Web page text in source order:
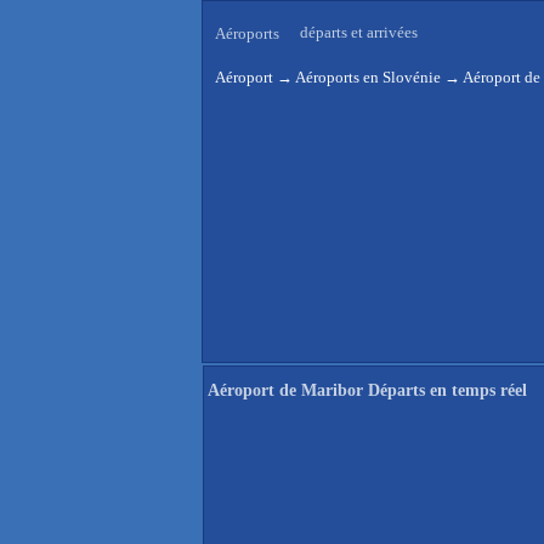
Aéroports départs et arrivées
Aéroport → Aéroports en Slovénie → Aéroport de
Aéroport de Maribor Départs en temps réel